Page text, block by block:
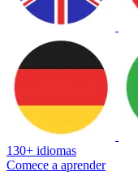
130+ idiomas
Comece a aprender